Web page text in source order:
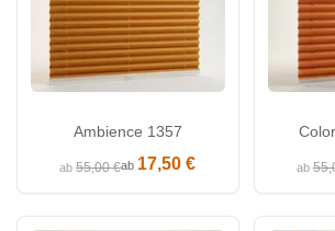
Ambience 1357
ab55,00 €ab 17,50 € ab